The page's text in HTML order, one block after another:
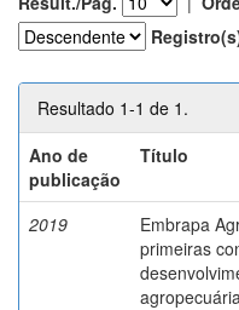
Resultado 1-1 de 1.
Ano de
publicação
Título
2019
Embrapa
primeiras